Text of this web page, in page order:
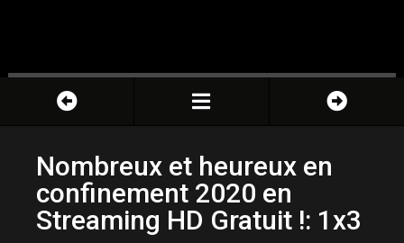
Nombreux et heureux en
confinement 2020 en
Streaming HD Gratuit !: 1x3